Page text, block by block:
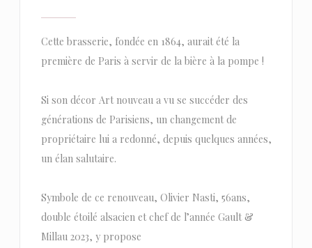
Cette brasserie, fondée en 1864, aurait été la
première de Paris à servir de la bière à la pompe !
Si son décor Art nouveau a vu se succéder des
générations de Parisiens, un changement de
propriétaire lui a redonné, depuis quelques années,
un élan salutaire.
Symbole de ce renouveau, Olivier Nasti, 56ans,
double étoilé alsacien et chef de l’année Gault &
Millau 2023, y propose